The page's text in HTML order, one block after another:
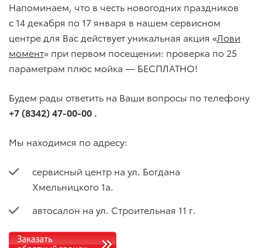
Напоминаем, что в честь новогодних праздников
с 14 декабря по 17 января в нашем сервисном
центре для Вас действует уникальная акция «Лови
момент» при первом посещении: проверка по 25
параметрам плюс мойка — БЕСПЛАТНО!
Будем рады ответить на Ваши вопросы по телефону
+7 (8342) 47-00-00 .
Мы находимся по адресу:
сервисный центр на ул. Богдана
Хмельницкого 1а.
автосалон на ул. Строительная 11 г.